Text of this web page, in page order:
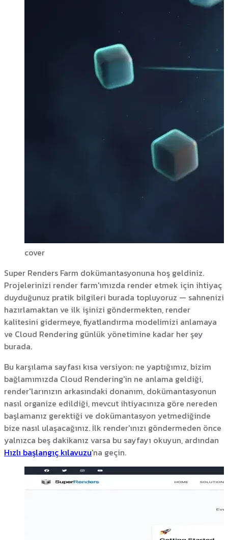
cover
Super Renders Farm dokümantasyonuna hoş geldiniz.
Projelerinizi render farm'ımızda render etmek için ihtiyaç
duyduğunuz pratik bilgileri burada topluyoruz — sahnenizi
hazırlamaktan ve ilk işinizi göndermekten, render
kalitesini gidermeye, fiyatlandırma modelimizi anlamaya
ve Cloud Rendering günlük yönetimine kadar her şey
burada.
Bu karşılama sayfası kısa versiyon: ne yaptığımız, bizim
bağlamımızda Cloud Rendering'in ne anlama geldiği,
render'larınızın arkasındaki donanım, dokümantasyonun
nasıl organize edildiği, mevcut ihtiyacınıza göre nereden
başlamanız gerektiği ve dokümantasyon yetmediğinde
bize nasıl ulaşacağınız. İlk render'ınızı göndermeden önce
yalnızca beş dakikanız varsa bu sayfayı okuyun, ardından
Hızlı başlangıç kılavuzu'na geçin.